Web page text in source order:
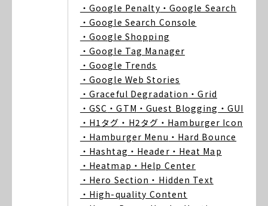
・Google Penalty ・Google Search
・Google Search Console
・Google Shopping
・Google Tag Manager
・Google Trends
・Google Web Stories
・Graceful Degradation ・Grid
・GSC ・GTM ・Guest Blogging ・GUI
・H1タグ ・H2タグ ・Hamburger Icon
・Hamburger Menu ・Hard Bounce
・Hashtag ・Header ・Heat Map
・Heatmap ・Help Center
・Hero Section ・Hidden Text
・High-quality Content